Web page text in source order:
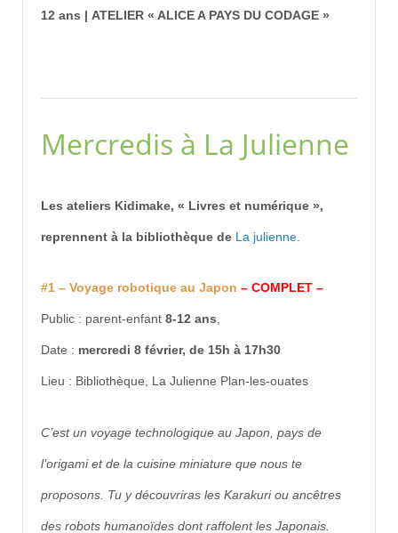
12 ans | ATELIER « ALICE A PAYS DU CODAGE »
Mercredis à La Julienne
Les ateliers Kidimake, « Livres et numérique »,
reprennent à la bibliothèque de La julienne.
#1 – Voyage robotique au Japon – COMPLET –
Public : parent-enfant 8-12 ans,
Date : mercredi 8 février, de 15h à 17h30
Lieu : Bibliothèque, La Julienne Plan-les-ouates
C’est un voyage technologique au Japon, pays de
l’origami et de la cuisine miniature que nous te
proposons. Tu y découvriras les Karakuri ou ancêtres
des robots humanoïdes dont raffolent les Japonais.